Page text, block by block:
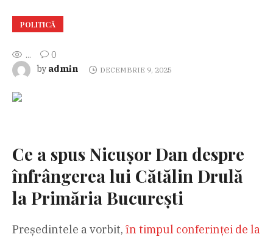
POLITICĂ
...
0
by admin DECEMBRIE 9, 2025
Ce a spus Nicușor Dan despre
înfrângerea lui Cătălin Drulă
la Primăria București
Președintele a vorbit, în timpul conferinței de la